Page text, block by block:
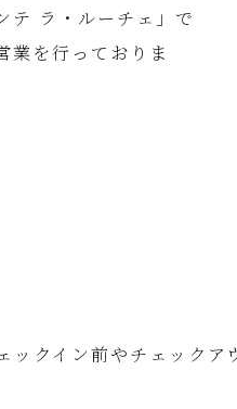
テ ラ・ルーチェ」で
業を行っておりま
ックイン前やチェックア